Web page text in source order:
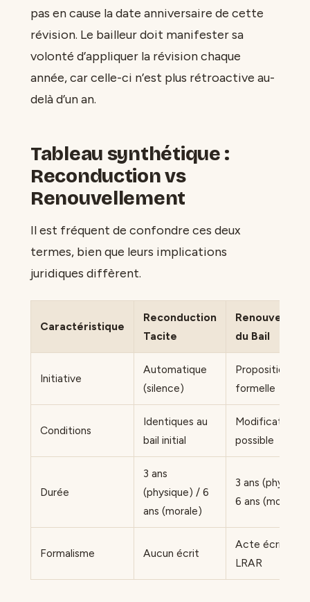
pas en cause la date anniversaire de cette
révision. Le bailleur doit manifester sa
volonté d’appliquer la révision chaque
année, car celle-ci n’est plus rétroactive au-
delà d’un an.
Tableau synthétique :
Reconduction vs
Renouvellement
Il est fréquent de confondre ces deux
termes, bien que leurs implications
juridiques diffèrent.
Caractéristique
Reconduction
Tacite
du Bail
Initiative
Automatique
(silence)
Proposition
formelle
Conditions
Identiques au
bail initial
Modification
possible
Durée
3 ans
(physique) / 6
ans (morale)
3 ans
6 ans (morale)
Formalisme Aucun écrit
Acte écrit ou
LRAR